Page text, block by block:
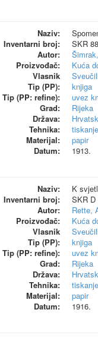
Naziv:
Inventarni broj:
SKR
Autor:
Proizvođač:
Kuća
Vlasnik
Tip (PP):
knjiga
Tip (PP: refine):
uvez
Grad:
Rijeka
Država:
Tehnika:
tiskanje
Materijal:
papir
Datum:
1913.
Naziv:
K
Inventarni broj:
SKR D
Autor:
Rette,
Proizvođač:
Kuća
Vlasnik
Tip (PP):
knjiga
Tip (PP: refine):
uvez
Grad:
Rijeka
Država:
Tehnika:
tiskanje
Materijal:
papir
Datum:
1916.